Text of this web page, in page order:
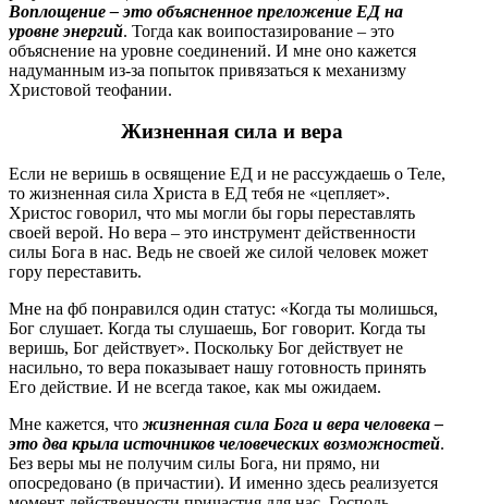
Воплощение – это объясненное преложение ЕД на
уровне энергий. Тогда как воипостазирование – это
объяснение на уровне соединений. И мне оно кажется
надуманным из-за попыток привязаться к механизму
Христовой теофании.
Жизненная сила и вера
Если не веришь в освящение ЕД и не рассуждаешь о Теле,
то жизненная сила Христа в ЕД тебя не «цепляет».
Христос говорил, что мы могли бы горы переставлять
своей верой. Но вера – это инструмент действенности
силы Бога в нас. Ведь не своей же силой человек может
гору переставить.
Мне на фб понравился один статус: «Когда ты молишься,
Бог слушает. Когда ты слушаешь, Бог говорит. Когда ты
веришь, Бог действует». Поскольку Бог действует не
насильно, то вера показывает нашу готовность принять
Его действие. И не всегда такое, как мы ожидаем.
Мне кажется, что жизненная сила Бога и вера человека –
это два крыла источников человеческих возможностей.
Без веры мы не получим силы Бога, ни прямо, ни
опосредовано (в причастии). И именно здесь реализуется